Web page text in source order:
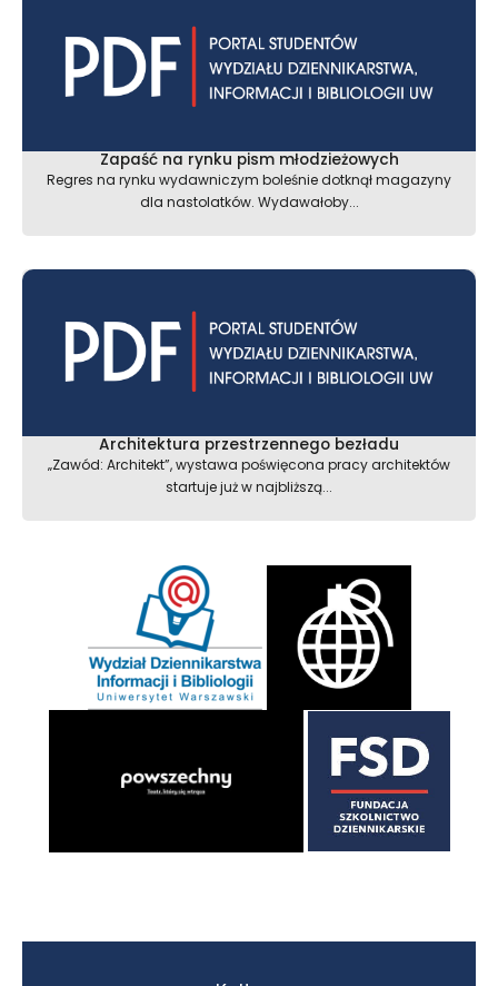
Zapaść na rynku pism młodzieżowych
Regres na rynku wydawniczym boleśnie dotknął magazyny
dla nastolatków. Wydawałoby...
Architektura przestrzennego bezładu
„Zawód: Architekt”, wystawa poświęcona pracy architektów
startuje już w najbliższą...